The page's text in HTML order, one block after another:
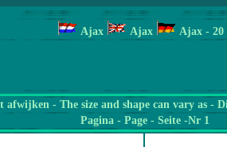
Ajax Ajax Ajax - 20
afwijken - The size and shape can vary as -
Pagina - Page - Seite -Nr 1